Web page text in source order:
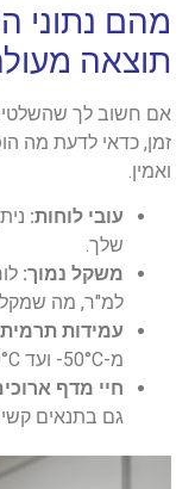
מהם נתוני
תוצאה
אם חשוב לך שהשלטים
זמן, כדאי לדעת מה
ואמין.
עובי לוחות:
שלך.
משקל נמוך:
למ"ר, מה שמקל
עמידות
מ-50°C- ועד 80°C.
חיי מדף
גם בתנאים